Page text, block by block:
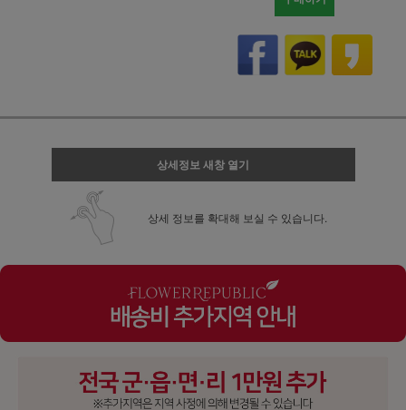
상세정보 새창 열기
상세 정보를 확대해 보실 수 있습니다.